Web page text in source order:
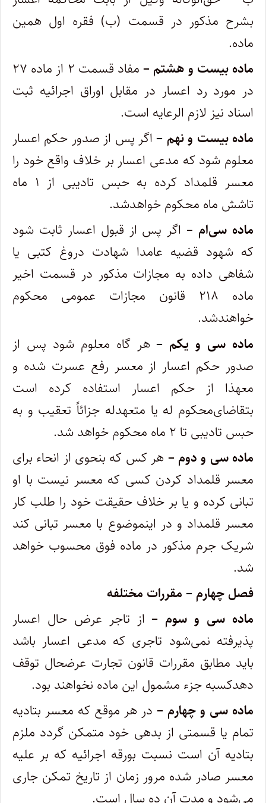
بشرح مذکور در قسمت (ب) فقره اول همین
ماده.
ماده بیست و هشتم –
مفاد قسمت ۲ از ماده ۲۷
در مورد رد اعسار در مقابل اوراق اجرائیه ثبت
اسناد نیز لازم ‌الرعایه است.
ماده بیست و نهم –اگر پس از صدور حکم اعسار
معلوم شود که مدعی اعسار بر خلاف واقع خود را
معسر قلمداد کرده به حبس تادیبی از ۱ ماه
تا‌شش ماه محکوم خواهدشد.
ماده سی‌ام – اگر پس از قبول اعسار ثابت شود
که شهود قضیه عامدا شهادت دروغ کتبی یا
شفاهی داده به مجازات مذکور در قسمت اخیر
ماده ۲۱۸‌ قانون مجازات عمومی محکوم
خواهندشد.
ماده سی و یکم –هر گاه معلوم شود پس از
صدور حکم اعسار از معسر رفع عسرت شده و
معهذا از حکم اعسار استفاده کرده است
بتقاضای‌‌محکوم‌ له یا متعهدله جزائاً تعقیب و به
حبس تادیبی تا ۲ ماه محکوم خواهد شد.
ماده سی و دوم – هر کس که بنحوی از انحاء برای
معسر قلمداد کردن کسی که معسر نیست با او
تبانی کرده و یا بر خلاف حقیقت خود را طلب کار
‌معسر قلمداد و در اینموضوع با معسر تبانی کند
شریک جرم مذکور در ماده فوق محسوب خواهد
شد.
فصل چهارم – مقررات مختلفه
ماده سی و سوم –از تاجر عرض‌ حال اعسار
پذیرفته نمی‌شود تاجری که مدعی اعسار باشد
باید مطابق مقررات قانون تجارت عرضحال توقف
دهد‌کسبه جزء مشمول این ماده نخواهند بود.
ماده سی و چهارم – در هر موقع که معسر بتادیه
تمام یا قسمتی از بدهی خود متمکن گردد ملزم
بتادیه آن است نسبت بورقه اجرائیه که بر علیه
‌معسر صادر شده مرور زمان از تاریخ تمکن جاری
می‌شود و مدت آن ده سال است.